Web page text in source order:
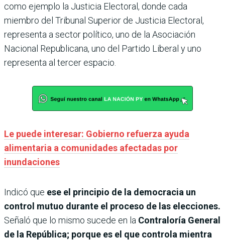
como ejemplo la Justicia Electoral, donde cada
miembro del Tribunal Superior de Justicia Electoral,
representa a sector político, uno de la Asociación
Nacional Republicana, uno del Partido Liberal y uno
representa al tercer espacio.
Le puede interesar: Gobierno refuerza ayuda
alimentaria a comunidades afectadas por
inundaciones
Indicó que ese el principio de la democracia un
control mutuo durante el proceso de las elecciones.
Señaló que lo mismo sucede en la Contraloría General
de la República; porque es el que controla mientra